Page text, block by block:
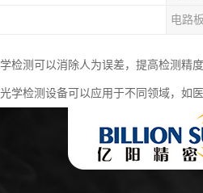
电路
检测可以消除人为误差，提高检测精度
学检测设备可以应用于不同领域，如